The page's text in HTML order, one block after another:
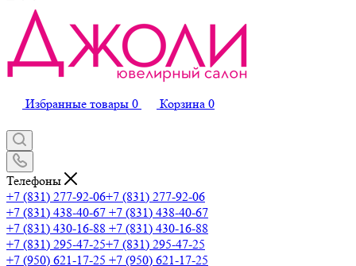
Избранные товары 0 Корзина 0
Телефоны
+7 (831) 277-92-06+7 (831) 277-92-06
+7 (831) 438-40-67 +7 (831) 438-40-67
+7 (831) 430-16-88 +7 (831) 430-16-88
+7 (831) 295-47-25+7 (831) 295-47-25
+7 (950) 621-17-25 +7 (950) 621-17-25